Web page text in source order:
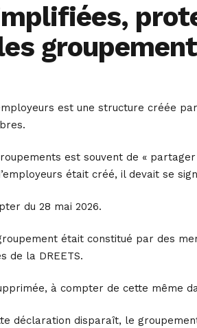
est une structure créée
est souvent de «
était créé, il devait se
du 28 mai 2026.
était constitué par des
de la DREETS.
à compter de cette même
déclaration disparaît, le